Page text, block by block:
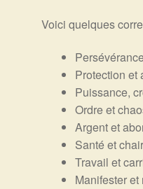
Voici quelques
Protection et
Puissance,
Ordre et
Argent et
Santé et chair
Travail et
Manifester